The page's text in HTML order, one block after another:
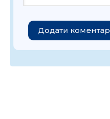
Додати коментар